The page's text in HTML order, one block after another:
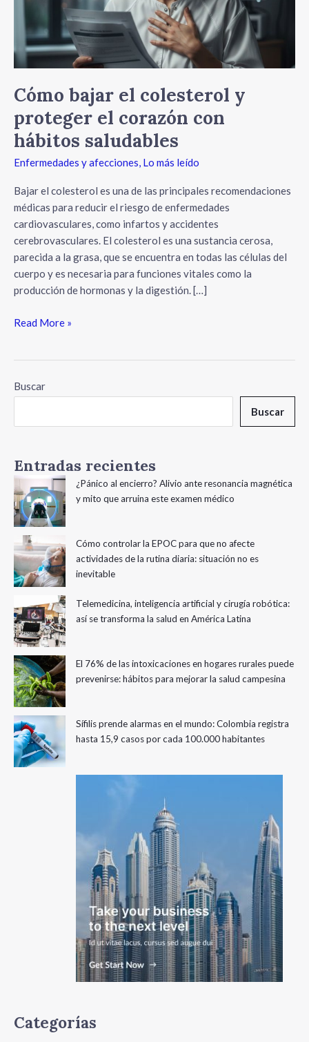
Cómo bajar el colesterol y
proteger el corazón con
hábitos saludables
Enfermedades y afecciones, Lo más leído
Bajar el colesterol es una de las principales recomendaciones
médicas para reducir el riesgo de enfermedades
cardiovasculares, como infartos y accidentes
cerebrovasculares. El colesterol es una sustancia cerosa,
parecida a la grasa, que se encuentra en todas las células del
cuerpo y es necesaria para funciones vitales como la
producción de hormonas y la digestión. […]
con
hábitos
saludables
Read More »
Buscar
Buscar
Entradas recientes
¿Pánico al encierro? Alivio ante resonancia magnética
y mito que arruina este examen médico
Cómo controlar la EPOC para que no afecte
actividades de la rutina diaria: situación no es
inevitable
Telemedicina, inteligencia artificial y cirugía robótica:
así se transforma la salud en América Latina
El 76% de las intoxicaciones en hogares rurales puede
prevenirse: hábitos para mejorar la salud campesina
Sífilis prende alarmas en el mundo: Colombia registra
hasta 15,9 casos por cada 100.000 habitantes
Categorías